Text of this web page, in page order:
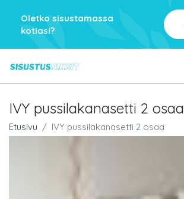
Oletko sisustamassa
kotiasi?
IVY pussilakanasetti 2 osaa
Etusivu IVY pussilakanasetti 2 osaa